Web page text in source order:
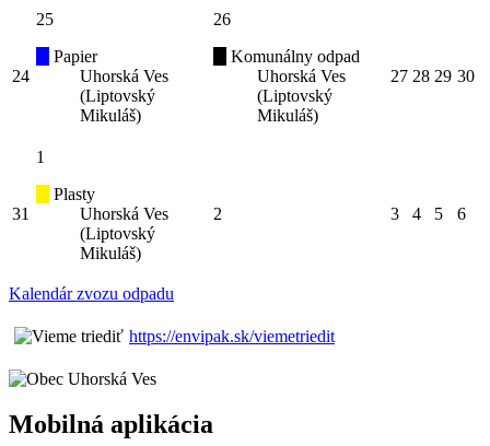
24
25
Papier
Uhorská Ves
(Liptovský
Mikuláš)
26
Komunálny odpad
Uhorská Ves
(Liptovský
Mikuláš)
27 28 29 30
31
1
Plasty
Uhorská Ves
(Liptovský
Mikuláš)
2 3 4 5 6
Kalendár zvozu odpadu
https://envipak.sk/viemetriedit
Mobilná aplikácia